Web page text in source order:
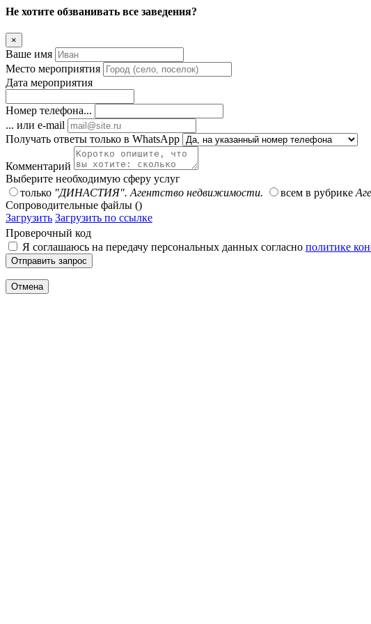
Не хотите обзванивать все заведения?
×
Ваше имя
Место мероприятия
Дата мероприятия
Номер телефона...
... или e-mail
Получать ответы только в WhatsApp
Комментарий
Выберите необходимую сферу услуг
только "ДИНАСТИЯ". Агентство недвижимости. всем в рубрике
Сопроводительные файлы ()
Загрузить Загрузить по ссылке
Проверочный код
Я соглашаюсь на передачу персональных данных согласно политике
Отправить запрос
Отмена